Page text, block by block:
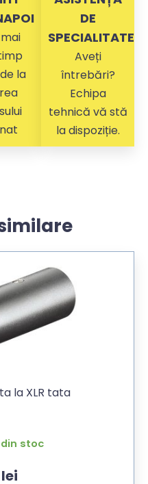
la
DE
SPECIALITATE
Aveți
întrebări?
Echipa
tehnică vă stă
la dispoziție.
la XLR tata
stoc
lei